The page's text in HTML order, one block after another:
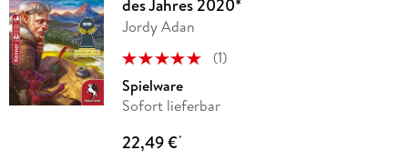
des Jahres 2020*
Jordy Adan
(1)
Spielware
Sofort lieferbar
22,49 €*